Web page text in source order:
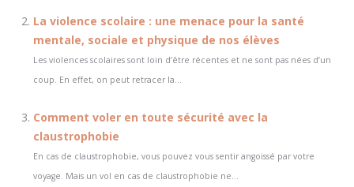
La violence scolaire : une menace pour la santé
mentale, sociale et physique de nos élèves
Les violences scolaires sont loin d’être récentes et ne sont pas nées d’un
coup. En effet, on peut retracer la...
Comment voler en toute sécurité avec la
claustrophobie
En cas de claustrophobie, vous pouvez vous sentir angoissé par votre
voyage. Mais un vol en cas de claustrophobie ne...